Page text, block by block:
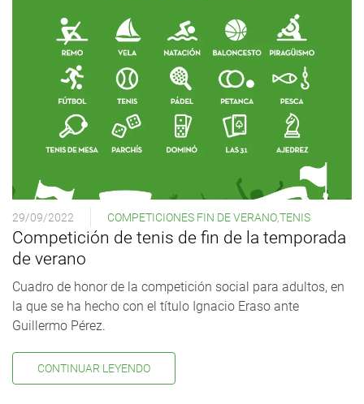
29/09/2022 COMPETICIONES FIN DE VERANOTENIS
Competición de tenis de fin de la temporada
de verano
Cuadro de honor de la competición social para adultos, en
la que se ha hecho con el título Ignacio Eraso ante
Guillermo Pérez.
CONTINUAR LEYENDO